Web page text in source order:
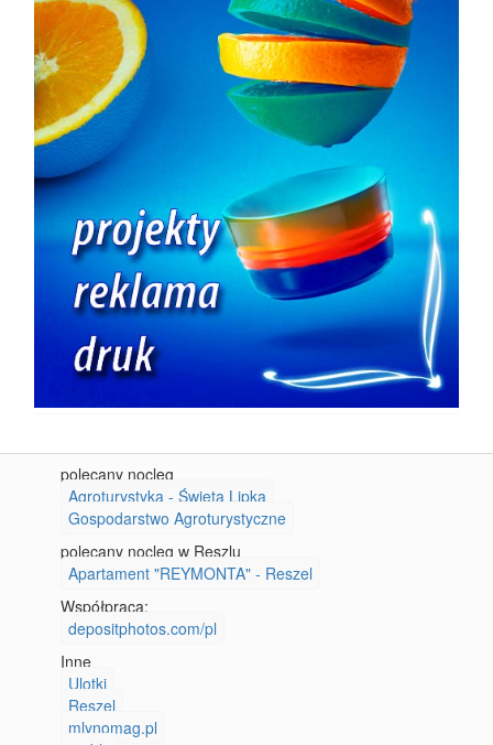
polecany nocleg
Agroturystyka - Święta Lipka
Gospodarstwo Agroturystyczne
polecany nocleg w Reszlu
Apartament "REYMONTA" - Reszel
Współpraca:
depositphotos.com/pl
Inne
Ulotki
Reszel
mlynomag.pl